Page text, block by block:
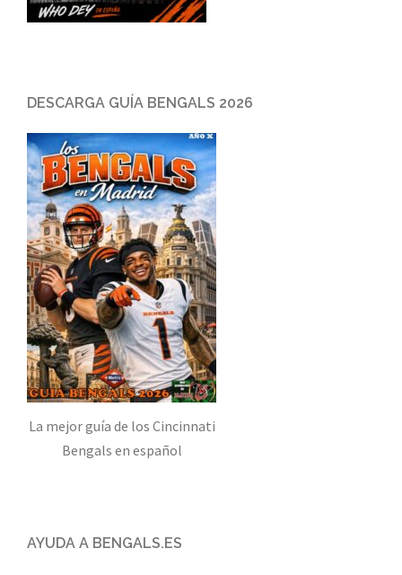
DESCARGA GUÍA BENGALS 2026
La mejor guía de los Cincinnati
Bengals en español
AYUDA A BENGALS.ES